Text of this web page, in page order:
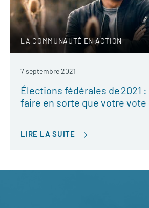
LA COMMUNAUTÉ EN ACTION
7 septembre 2021
Élections fédérales de 2021
faire en sorte que votre vote
LIRE LA SUITE